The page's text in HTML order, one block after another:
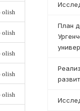
olish
olish
olish
olish
olish
План